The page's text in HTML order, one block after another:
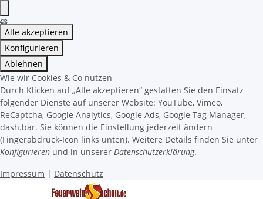
Alle akzeptieren
Konfigurieren
Ablehnen
Wie wir Cookies & Co nutzen
Durch Klicken auf „Alle akzeptieren“ gestatten Sie den Einsatz
folgender Dienste auf unserer Website: YouTube, Vimeo,
ReCaptcha, Google Analytics, Google Ads, Google Tag Manager,
dash.bar. Sie können die Einstellung jederzeit ändern
(Fingerabdruck-Icon links unten). Weitere Details finden Sie unter
Konfigurieren und in unserer Datenschutzerklärung.
Impressum | Datenschutz